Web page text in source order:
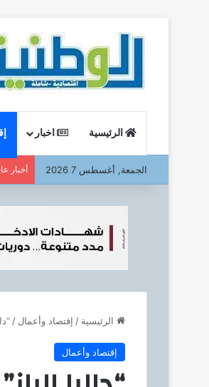
الرئيسية اخبار
الجمعة, أغسطس 7 2026 أخبار
الرئيسية / إقتصاد وأعمال /
إقتصاد وأعمال